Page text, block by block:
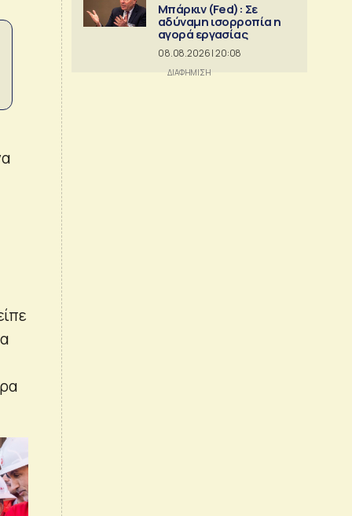
Μπάρκιν (Fed): Σε
αδύναμη ισορροπία η
αγορά εργασίας
08.08.2026 | 20:08